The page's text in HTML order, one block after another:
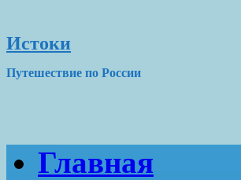
Истоки
Путешествие по России
Главная